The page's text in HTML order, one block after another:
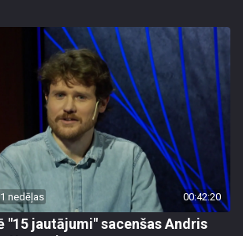
nedēļas 00:42:20
"15 jautājumi" sacenšas Andris